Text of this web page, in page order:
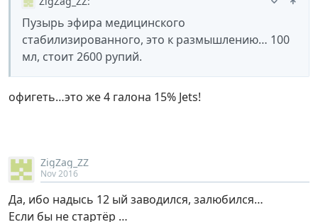
Пузырь эфира медицинского
стабилизированного, это к размышлению… 100
мл, стоит 2600 рупий.
офигеть…это же 4 галона 15% Jets!
ZigZag_ZZ
Nov 2016
Да, ибо надысь 12 ый заводился, залюбился…
Если бы не стартёр …